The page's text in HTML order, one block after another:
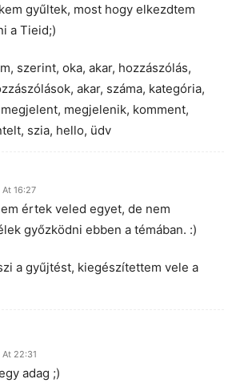
gyűltek, most hogy elkezdtem
a Tieid;)
szerint, oka, akar, hozzászólás,
akar, száma, kategória,
megjelenik, komment,
szia, hello, üdv
At 16:27
értek veled egyet, de nem
győzködni ebben a témában. :)
a gyűjtést, kiegészítettem vele a
At 22:31
adag ;)